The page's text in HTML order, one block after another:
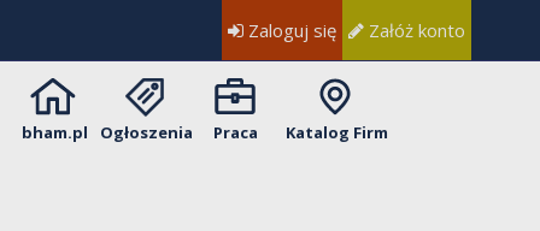
Zaloguj się Załóż konto
bham.pl Ogłoszenia Praca Katalog Firm